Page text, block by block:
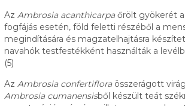
Az Ambrosia acanthicarpaőrölt gyökerét a
fogfájás esetén, föld feletti részéből a
megindítására és magzatelhajtásra
navahók testfestékként használták a
(5)
Az Ambrosia confertifloraösszerágott
Ambrosia cumanensisből készült teát